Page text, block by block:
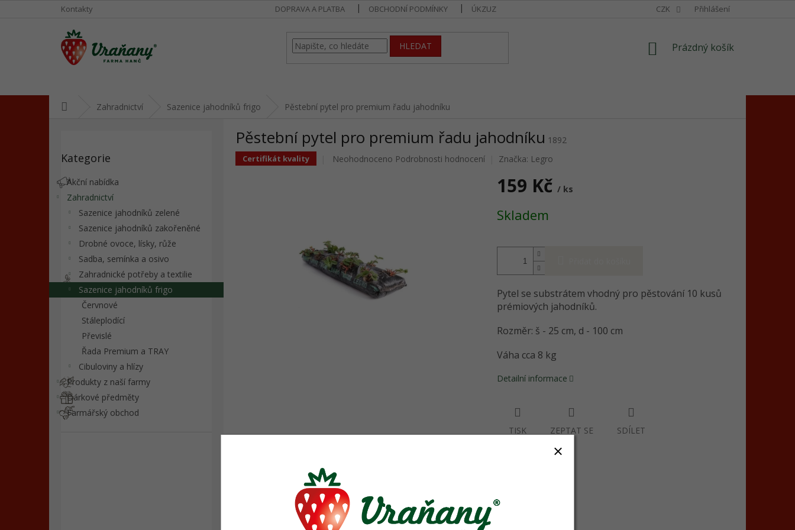
Kontakty DOPRAVA A PLATBA OBCHODNÍ PODMÍNKY ÚKZUZ CZK Přihlášení
HLEDAT
NÁKUPNÍ
Prázdný košík
Zahradnictví Sazenice jahodníků frigo Pěstební pytel pro premium řadu jahodníku
e
l
kategorie
Kategorie
Akční nabídka
Zahradnictví
Sazenice jahodníků zelené
Sazenice jahodníků zakořeněné
Drobné ovoce, lísky, růže
Sadba, semínka a osivo
Zahradnické potřeby a textilie
Sazenice jahodníků frigo
Červnové
Stáleplodící
Převislé
Řada Premium a TRAY
Cibuloviny a hlízy
Produkty z naší farmy
Dárkové předměty
Farmářský obchod
Pěstební pytel pro premium řadu jahodníku 1892
Certifikát kvality
Průměrné
Neohodnoceno Podrobnosti hodnocení Značka: Legro
159 Kč / ks
cena:
Skladem
Pytel se substrátem vhodný pro pěstování 10 kusů
prémiových jahodníků.
Rozměr: š - 25 cm, d - 100 cm
Váha cca 8 kg
Detailní informace
TISK ZEPTAT SE SDÍLET
Související produkty
Certifikát kvality Certifikát kvality Certifikát kvality